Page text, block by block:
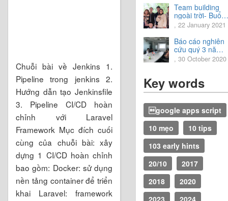
Chuỗi bài về Jenkins 1.
Pipeline trong jenkins 2.
Hướng dẫn tạo Jenkinsfile
3. Pipeline CI/CD hoàn
chỉnh với Laravel
Framework Mục đích cuối
cùng của chuỗi bài: xây
dựng 1 CI/CD hoàn chỉnh
bao gồm: Docker: sử dụng
nền tảng container để triển
khai Laravel: framework
Team building
ngoài trời- Buổi
trải nghiệm tuyệt
vời.
, 22 January 2021
Báo cáo nghiên
cứu quý 3 năm
2020
, 30 October 2020
Key words
google apps script
10 mẹo
10 tips
103 early hints
20/10
2017
2018
2020
2023
2024